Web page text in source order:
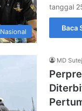
Nasional
tanggal
Baca
MD